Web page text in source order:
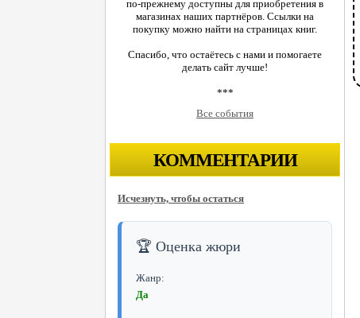
по-прежнему доступны для приобретения в
магазинах наших партнёров. Ссылки на
покупку можно найти на страницах книг.
Спасибо, что остаётесь с нами и помогаете
делать сайт лучше!
***
Все события
КОММЕНТАРИИ
Исчезнуть, чтобы остаться
🏆 Оценка жюри
Жанр:
Да